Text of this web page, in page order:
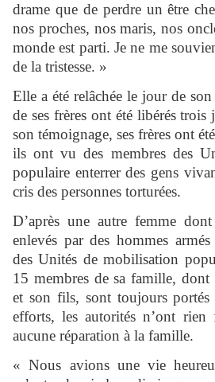
drame que de perdre un être
nos proches, nos maris, nos
monde est parti. Je ne me
de la tristesse. »
Elle a été relâchée le jour de
de ses frères ont été libérés
son témoignage, ses frères ont
ils ont vu des membres des
populaire enterrer des gens
cris des personnes torturées.
D’après une autre femme
enlevés par des hommes
des Unités de mobilisation
15 membres de sa famille,
et son fils, sont toujours portés
efforts, les autorités n’ont rien
aucune réparation à la famille.
« Nous avions une vie